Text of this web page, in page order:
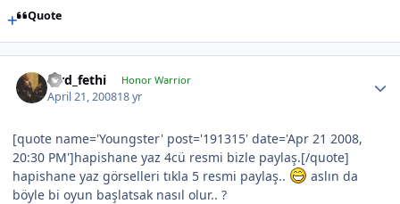
Quote
lord_fethi Honor Warrior
April 21, 200818 yr
[quote name='Youngster' post='191315' date='Apr 21 2008,
20:30 PM']hapishane yaz 4cü resmi bizle paylaş.[/quote]
hapishane yaz görselleri tıkla 5 resmi paylaş..
aslın da
böyle bi oyun başlatsak nasıl olur.. ?